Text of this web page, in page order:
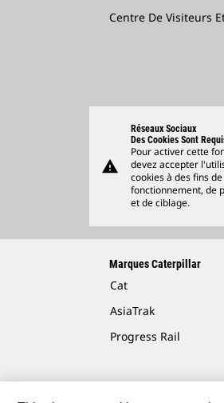
Centre De Visiteurs
warning
Réseaux Sociaux
Des Cookies Sont
Pour activer cette
devez accepter
cookies à des fins de
fonctionnement, de
et de ciblage.
Marques Caterpillar
Cat
AsiaTrak
Progress Rail